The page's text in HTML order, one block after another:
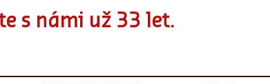
s námi už 33 let.